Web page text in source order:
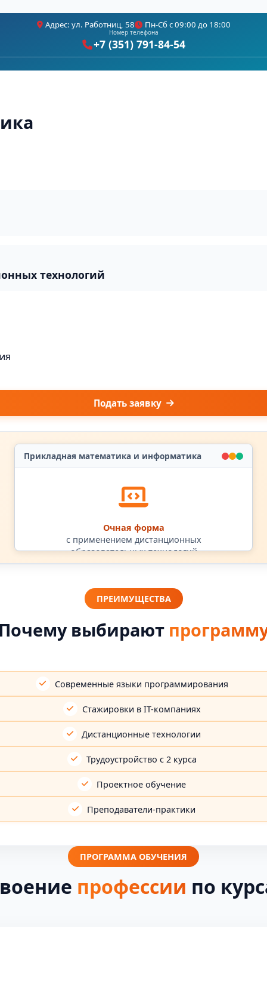
Адрес: ул. Работниц, 58 Пн-Сб с 09:00 до 18:00
Номер телефона
+7 (351) 791-84-54
технологий
Подать заявку
Прикладная математика и информатика
Очная форма
с применением дистанционных
образовательных технологий
ПРЕИМУЩЕСТВА
выбирают
Современные языки программирования
Стажировки в IT-компаниях
Дистанционные технологии
Трудоустройство с 2 курса
Проектное обучение
Преподаватели-практики
ПРОГРАММА ОБУЧЕНИЯ
профессии по